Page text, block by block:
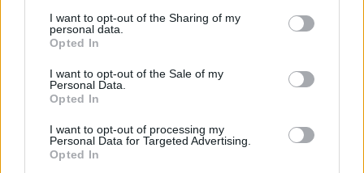
not limited to your visit or usage behaviour. You may click to
grant or deny consent to Google and its third-party tags to
use your data for below specified purposes in below Google
consent section.
I want to opt-out of the Sharing of my
personal data.
Opted In
I want to opt-out of the Sale of my
Personal Data.
Opted In
I want to opt-out of processing my
Personal Data for Targeted Advertising.
Opted In
Καθολική διαχείριση του τέλους ζωής των
προθηκών και επίπλων στο πλαίσιο της
κυκλικής οικονομίας
Μείωση κατά τουλάχιστον 30% στη χρήση
πλαστικού έως το 2023 σε σχέση με το 2020
στα υλικά δευτερεύουσας συσκευασίας με
χρήση ανακυκλώσιμων και ανακυκλωμένων
πλαστικών.